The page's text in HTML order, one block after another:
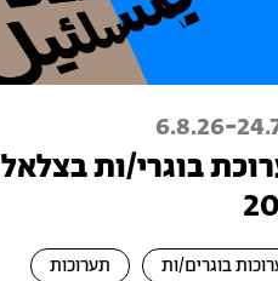
-
6.8.26
בוגרי/ות בצלאל
בוגרים/ות תערוכות